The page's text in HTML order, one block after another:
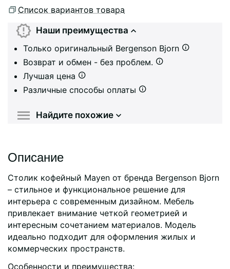
Список вариантов товара
Наши преимущества
Только оригинальный Bergenson Bjorn
Возврат и обмен - без проблем.
Лучшая цена
Различные способы оплаты
Найдите похожие
Описание
Столик кофейный Mayen от бренда Bergenson Bjorn
– стильное и функциональное решение для
интерьера с современным дизайном. Мебель
привлекает внимание четкой геометрией и
интересным сочетанием материалов. Модель
идеально подходит для оформления жилых и
коммерческих пространств.
Особенности и преимущества: